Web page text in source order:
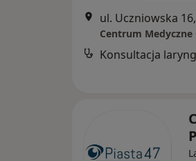
ul. Uczniowska
Konsultacja